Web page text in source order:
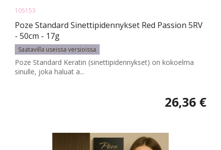
105153
Poze Standard Sinettipidennykset Red Passion 5RV
- 50cm - 17g
Saatavilla useissa versioissa
Poze Standard Keratin (sinettipidennykset) on kokoelma
sinulle, joka haluat a...
26,36 €